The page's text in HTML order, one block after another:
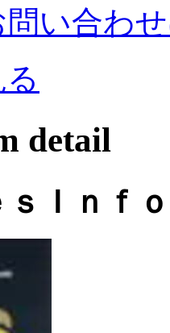
問い合わ
detail
ｓＩｎｆ